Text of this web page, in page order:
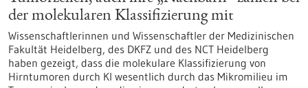
der molekularen Klassifizierung mit
Wissenschaftlerinnen und Wissenschaftler der Medizinischen
Fakultät Heidelberg, des DKFZ und des NCT Heidelberg
haben gezeigt, dass die molekulare Klassifizierung von
Hirntumoren durch KI wesentlich durch das Mikromilieu im